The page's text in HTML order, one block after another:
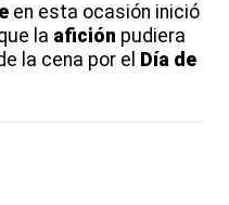
en esta ocasión inició
la afición pudiera
la cena por el Día de